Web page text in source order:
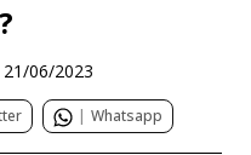
21/06/2023
| Whatsapp